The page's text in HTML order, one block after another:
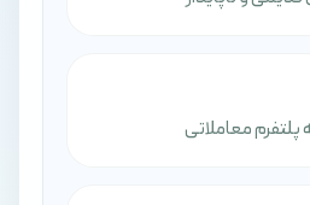
معاملاتی